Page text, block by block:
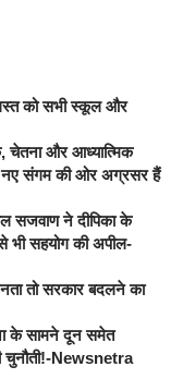
को सभी स्कूल और
चेतना और आध्यात्मिक
नए संगम की ओर अग्रसर हैं
सजवाण ने दीपिका के
भी सहयोग की अपील-
तो सरकार बदलने का
के सामने दून समेत
चुनौती!-Newsnetra